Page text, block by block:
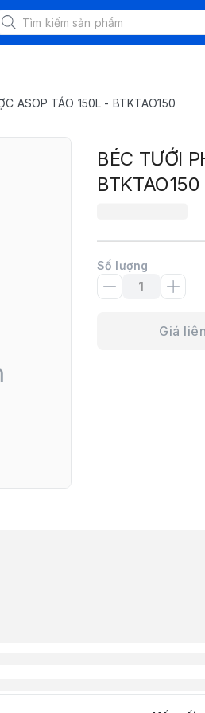
ASOP TÁO 150L - BTKTAO150
BÉC TƯỚI
BTKTAO150
Số lượng
Giá